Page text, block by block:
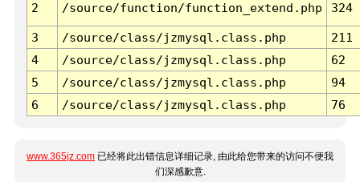
2 /source/function/function_extend.php 324
3 /source/class/jzmysql.class.php
211
4
/source/class/jzmysql.class.php
62
5
/source/class/jzmysql.class.php
94
6
/source/class/jzmysql.class.php 76
www.365jz.com 已经将此出错信息详细记录, 由此给您带来的访问不便我
们深感歉意.